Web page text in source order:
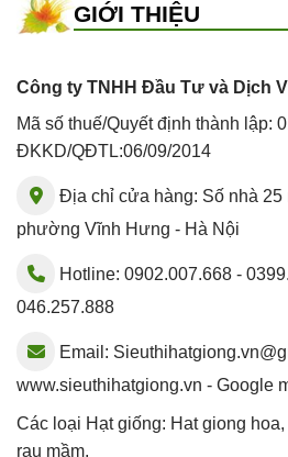
GIỚI THIỆU
Công ty TNHH Đầu Tư và Dịch
Mã số thuế/Quyết định thành lập:
ĐKKD/QĐTL:06/09/2014
Địa chỉ cửa hàng: Số nhà 25
phường Vĩnh Hưng - Hà Nội
Hotline: 0902.007.668 -
046.257.888
Email:
www.sieuthihatgiong.vn - Google
Các loại Hạt giống: Hat giong hoa,
rau mầm,